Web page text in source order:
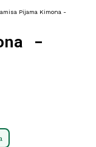
Pijama Kimona -
-